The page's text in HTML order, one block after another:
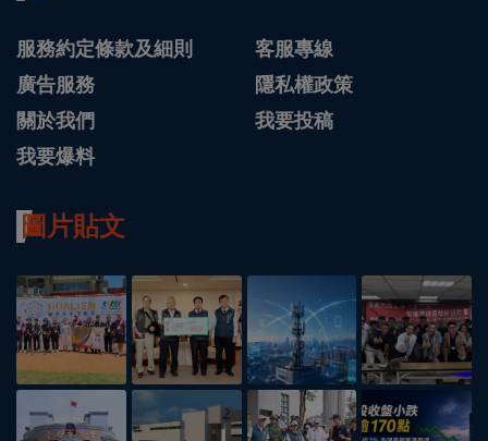
服務約定條款及細則
客服專線
廣告服務
隱私權政策
關於我們
我要投稿
我要爆料
圖片貼文